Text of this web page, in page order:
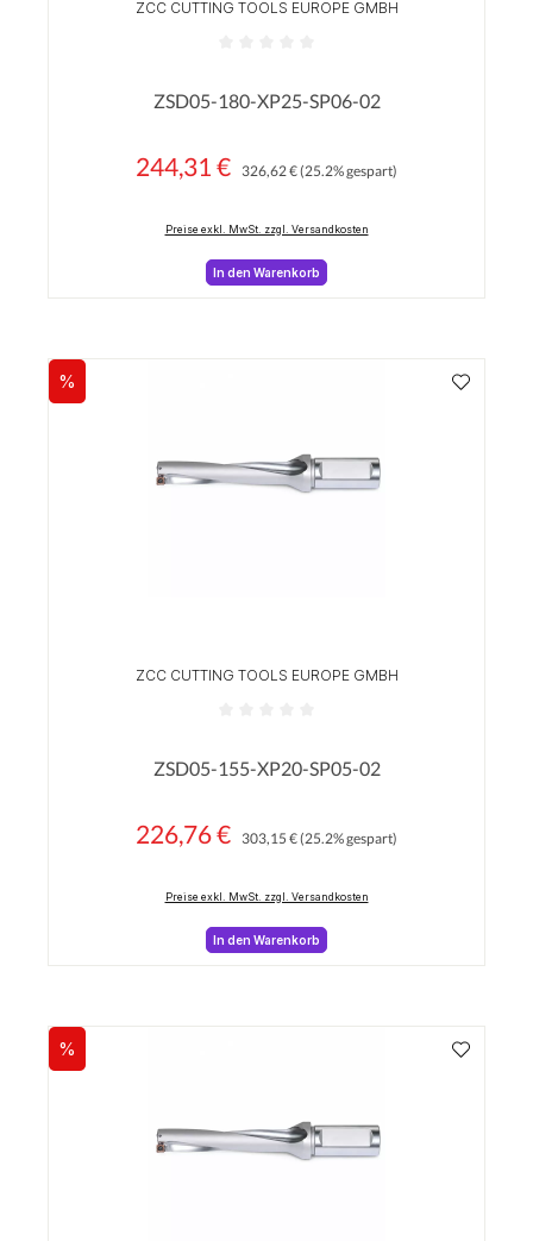
ZCC CUTTING TOOLS EUROPE GMBH
ZSD05-180-XP25-SP06-02
Verkaufspreis:
244,31 € 326,62 €(25.2% gespart)
Preise exkl. MwSt. zzgl. Versandkosten
In den Warenkorb
Rabatt
%
ZCC CUTTING TOOLS EUROPE GMBH
ZSD05-155-XP20-SP05-02
Verkaufspreis:
226,76 € 303,15 €(25.2% gespart)
Preise exkl. MwSt. zzgl. Versandkosten
In den Warenkorb
Rabatt
%